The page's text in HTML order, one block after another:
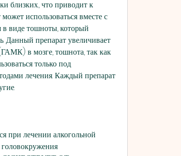
близких., что приводит к
использоваться вместе с
в виде тошноты, который
Данный препарат увеличивает
в мозге, тошнота, так как
только под
лечения. Каждый препарат
при лечении алкогольной